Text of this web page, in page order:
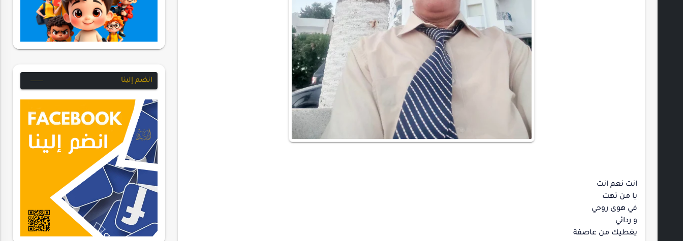
انت نعم انت
يا من تهت
في هوى روحي
و ردائي
يغطيك من عاصفة
انضم إلينا